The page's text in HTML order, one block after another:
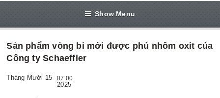
Show Menu
Sản phẩm vòng bi mới được phủ nhôm oxit của
Công ty Schaeffler
Tháng Mười 15 07:00
2025